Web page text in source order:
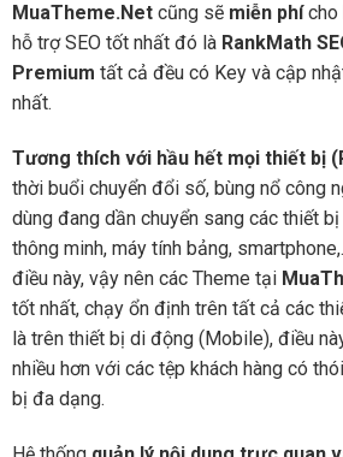
MuaTheme.Net cũng sẽ miễn phícho
hỗ trợ SEO tốt nhất đó là RankMath
Premium tất cả đều có Key và cập
nhất.
Tương thích với hầu hết mọi thiết bị
thời buổi chuyển đổi số, bùng nổ công
dùng đang dần chuyển sang các thiết
thông minh, máy tính bảng,
điều này, vậy nên các Theme tại
tốt nhất, chạy ổn định trên tất cả các
là trên thiết bị di động (Mobile), điều
nhiều hơn với các tệp khách hàng có
bị đa dạng.